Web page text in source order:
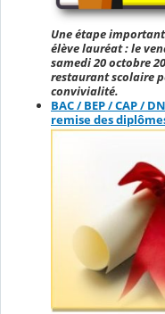
Une étape
élève lauréat : le
samedi 20 octobre
restaurant scolaire
convivialité.
BAC / BEP / CAP /
remise des